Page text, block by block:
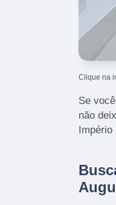
Clique na
Se
não